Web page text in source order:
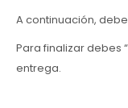
A continuación,
Para finalizar debes
entrega.